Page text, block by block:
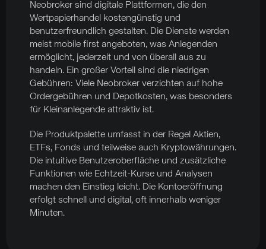
Neobroker sind digitale Plattformen, die den
Wertpapierhandel kostengünstig und
benutzerfreundlich gestalten. Die Dienste werden
meist mobile first angeboten, was Anlegenden
ermöglicht, jederzeit und von überall aus zu
handeln. Ein großer Vorteil sind die niedrigen
Gebühren: Viele Neobroker verzichten auf hohe
Ordergebühren und Depotkosten, was besonders
für Kleinanlegende attraktiv ist.
Die Produktpalette umfasst in der Regel Aktien,
ETFs, Fonds und teilweise auch Kryptowährungen.
Die intuitive Benutzeroberfläche und zusätzliche
Funktionen wie Echtzeit-Kurse und Analysen
machen den Einstieg leicht. Die Kontoeröffnung
erfolgt schnell und digital, oft innerhalb weniger
Minuten.